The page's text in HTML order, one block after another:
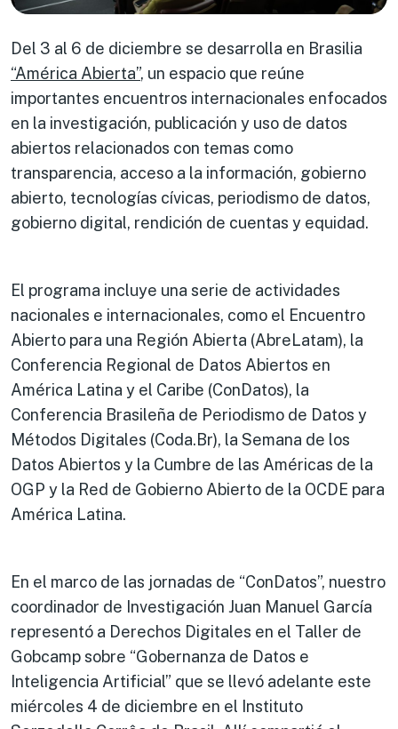
Del 3 al 6 de diciembre se desarrolla en Brasilia
“América Abierta”, un espacio que reúne
importantes encuentros internacionales enfocados
en la investigación, publicación y uso de datos
abiertos relacionados con temas como
transparencia, acceso a la información, gobierno
abierto, tecnologías cívicas, periodismo de datos,
gobierno digital, rendición de cuentas y equidad.
El programa incluye una serie de actividades
nacionales e internacionales, como el Encuentro
Abierto para una Región Abierta (AbreLatam), la
Conferencia Regional de Datos Abiertos en
América Latina y el Caribe (ConDatos), la
Conferencia Brasileña de Periodismo de Datos y
Métodos Digitales (Coda.Br), la Semana de los
Datos Abiertos y la Cumbre de las Américas de la
OGP y la Red de Gobierno Abierto de la OCDE para
América Latina.
En el marco de las jornadas de “ConDatos”, nuestro
coordinador de Investigación Juan Manuel García
representó a Derechos Digitales en el Taller de
Gobcamp sobre “Gobernanza de Datos e
Inteligencia Artificial” que se llevó adelante este
miércoles 4 de diciembre en el Instituto